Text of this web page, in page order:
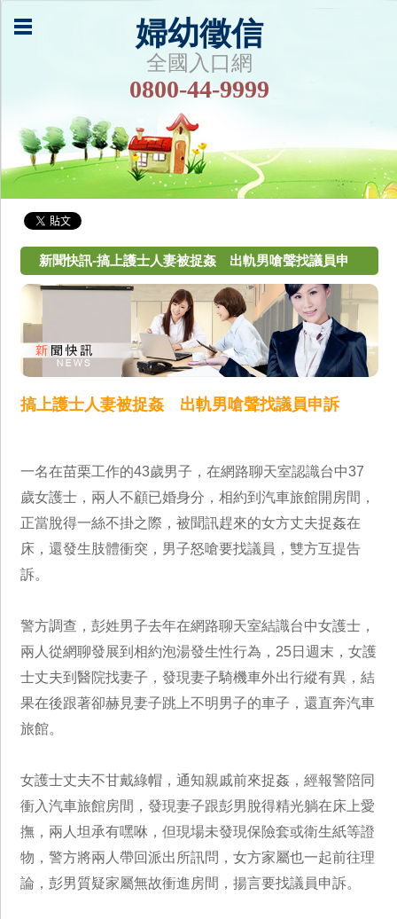
婦幼徵信
全國入口網
0800-44-9999
新聞快訊-搞上護士人妻被捉姦 出軌男嗆聲找議員申
訴
搞上護士人妻被捉姦 出軌男嗆聲找議員申訴
一名在苗栗工作的43歲男子，在網路聊天室認識台中37
歲女護士，兩人不顧已婚身分，相約到汽車旅館開房間，
正當脫得一絲不掛之際，被聞訊趕來的女方丈夫捉姦在
床，還發生肢體衝突，男子怒嗆要找議員，雙方互提告
訴。
警方調查，彭姓男子去年在網路聊天室結識台中女護士，
兩人從網聊發展到相約泡湯發生性行為，25日週末，女護
士丈夫到醫院找妻子，發現妻子騎機車外出行縱有異，結
果在後跟著卻赫見妻子跳上不明男子的車子，還直奔汽車
旅館。
女護士丈夫不甘戴綠帽，通知親戚前來捉姦，經報警陪同
衝入汽車旅館房間，發現妻子跟彭男脫得精光躺在床上愛
撫，兩人坦承有嘿咻，但現場未發現保險套或衛生紙等證
物，警方將兩人帶回派出所訊問，女方家屬也一起前往理
論，彭男質疑家屬無故衝進房間，揚言要找議員申訴。